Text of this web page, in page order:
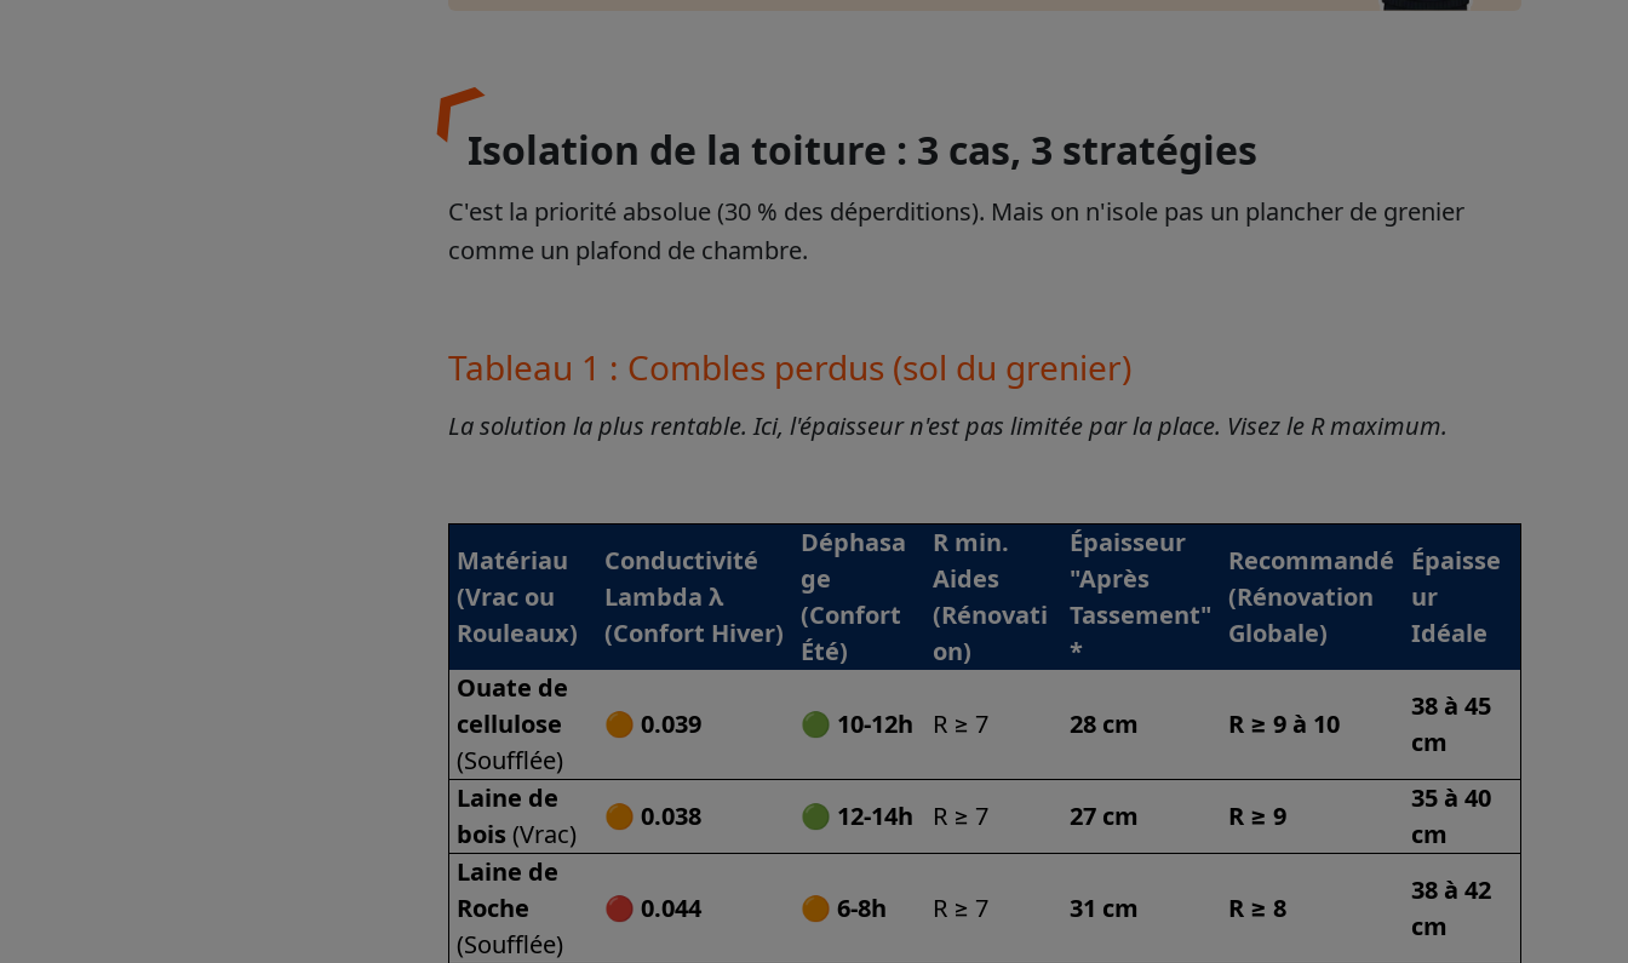
Isolation de la toiture : 3 cas, 3 stratégies
C'est la priorité absolue (30 % des déperditions). Mais on n'isole pas un plancher de grenier
comme un plafond de chambre.
Tableau 1 : Combles perdus (sol du grenier)
La solution la plus rentable. Ici, l'épaisseur n'est pas limitée par la place. Visez le R maximum.
Matériau
(Vrac ou
Rouleaux)
Conductivité
Lambda λ
(Confort Hiver)
Déphasa
ge
(Confort
Été)
R min.
Aides
(Rénovati
on)
Épaisseur
"Après
Tassement"
*
Recommandé
(Rénovation
Globale)
Épaisse
ur
Idéale
Ouate de
cellulose
(Soufflée)
🟠0.039 🟢 10-12h R ≥ 7 28 cm R ≥ 9 à 10
38 à 45
cm
Laine de
bois (Vrac)
🟠0.038 🟢 12-14h R ≥ 7 27 cm R ≥ 9
35 à 40
cm
Laine de
Roche
(Soufflée)
🔴0.044 🟠6-8h R ≥ 7 31 cm R ≥ 8
38 à 42
cm